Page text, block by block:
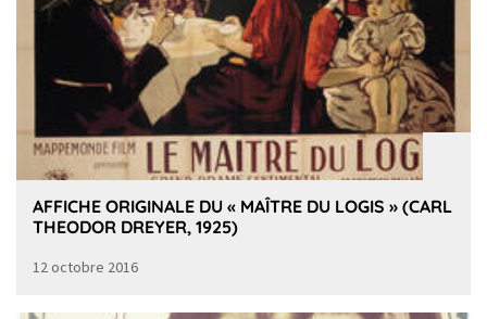
AFFICHE ORIGINALE DU « MAÎTRE DU LOGIS » (CARL
THEODOR DREYER, 1925)
12 octobre 2016